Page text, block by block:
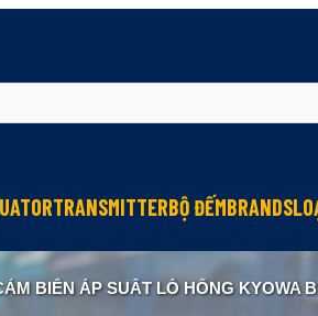
TRANSMITTERBỘ ĐẾMBRANDS
Oriental
BIẾN ÁP SUẤT LỖ HỔNG KYOWA